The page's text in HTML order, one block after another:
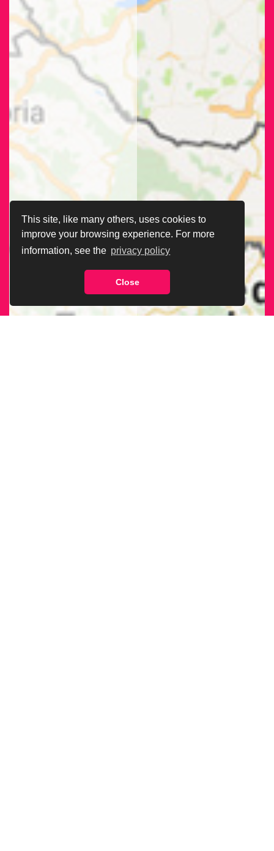
This site, like many others, uses cookies to
improve your browsing experience. For more
information, see the privacy policy
Close